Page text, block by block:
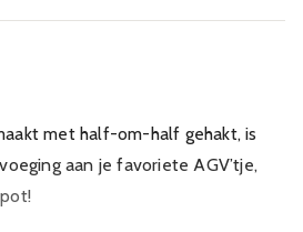
met half-om-half gehakt, is
aan je favoriete AGV’tje,